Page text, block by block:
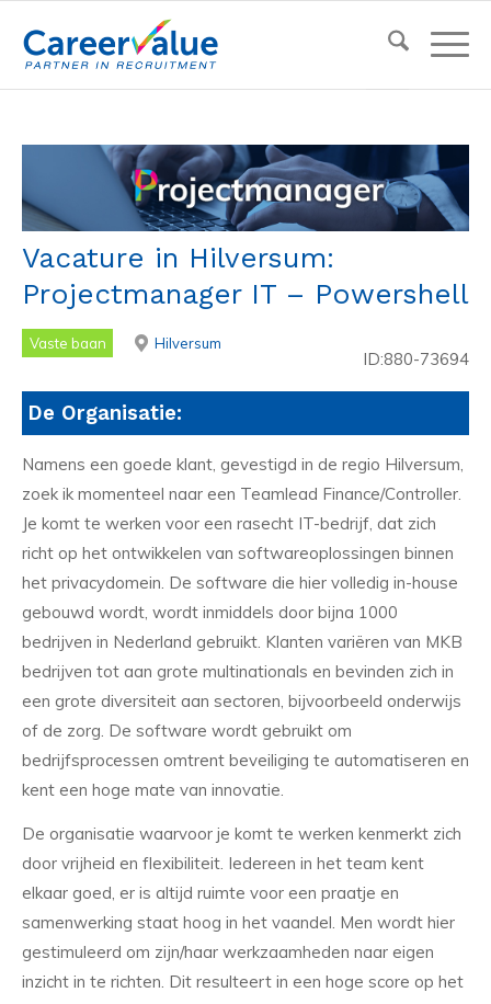
Vacature in Hilversum:
Projectmanager IT – Powershell
Vaste baan Hilversum
ID:880-73694
De Organisatie:
Namens een goede klant, gevestigd in de regio Hilversum,
zoek ik momenteel naar een Teamlead Finance/Controller.
Je komt te werken voor een rasecht IT-bedrijf, dat zich
richt op het ontwikkelen van softwareoplossingen binnen
het privacydomein. De software die hier volledig in-house
gebouwd wordt, wordt inmiddels door bijna 1000
bedrijven in Nederland gebruikt. Klanten variëren van MKB
bedrijven tot aan grote multinationals en bevinden zich in
een grote diversiteit aan sectoren, bijvoorbeeld onderwijs
of de zorg. De software wordt gebruikt om
bedrijfsprocessen omtrent beveiliging te automatiseren en
kent een hoge mate van innovatie.
De organisatie waarvoor je komt te werken kenmerkt zich
door vrijheid en flexibiliteit. Iedereen in het team kent
elkaar goed, er is altijd ruimte voor een praatje en
samenwerking staat hoog in het vaandel. Men wordt hier
gestimuleerd om zijn/haar werkzaamheden naar eigen
inzicht in te richten. Dit resulteert in een hoge score op het